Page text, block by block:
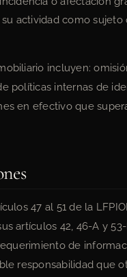
actividad como
incluyen:
políticas internas de
en efectivo que
47 al 51 de la
artículos 42, 46-A y
de
responsabilidad que